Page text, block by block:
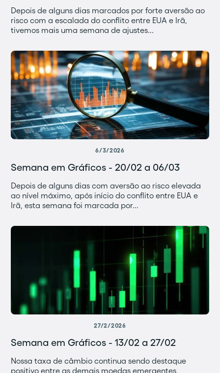
Depois de alguns dias marcados por forte aversão ao
risco com a escalada do conflito entre EUA e Irã,
tivemos mais uma semana de ajustes...
6/3/2026
Semana em Gráficos - 20/02 a 06/03
Depois de alguns dias com aversão ao risco elevada
ao nível máximo, após início do conflito entre EUA e
Irã, esta semana foi marcada por...
27/2/2026
Semana em Gráficos - 13/02 a 27/02
Nossa taxa de câmbio continua sendo destaque
positivo entre as demais moedas emergentes,